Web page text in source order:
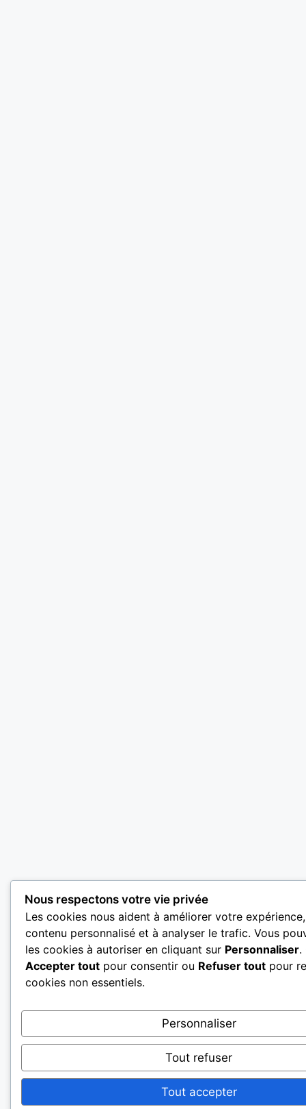
Nous respectons votre vie privée
Les cookies nous aident à améliorer votre
contenu personnalisé et à analyser le trafic. Vous
les cookies à autoriser en cliquant sur Personnaliser.
Accepter tout pour consentir ou Refuser tout pour
cookies non essentiels.
Personnaliser
Tout refuser
Tout accepter